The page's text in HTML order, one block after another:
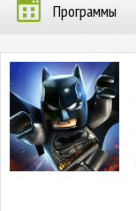
Программы